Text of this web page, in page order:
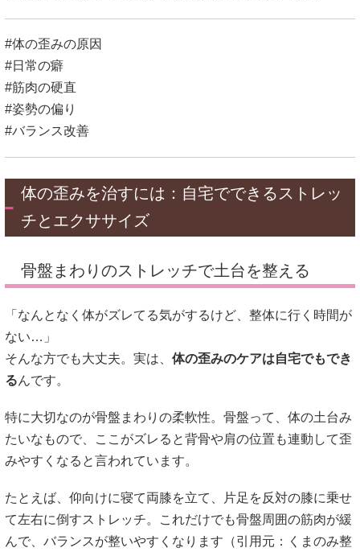
#体の歪みの原因
#日常の癖
#筋肉の硬直
#姿勢の偏り
#バランス改善
体の歪みを治すには：自宅でできるストレッ
チとエクササイズ
骨盤まわりのストレッチで土台を整える
「なんとなく体がズレてる気がするけど、整体に行く時間が
ない…」
そんな方でも大丈夫。実は、 体の歪みのケアは自宅でもでき
るんです。
特に大切なのが骨盤まわりの柔軟性。骨盤って、体の土台み
たいなもので、ここがズレると背骨や肩の位置も連動して歪
みやすくなると言われています。
たとえば、仰向けに寝て両膝を立て、片足を反対の膝に乗せ
て左右に倒すストレッチ。これだけでも骨盤周囲の筋肉が緩
んで、バランスが整いやすくなります（引用元：
くまのみ整